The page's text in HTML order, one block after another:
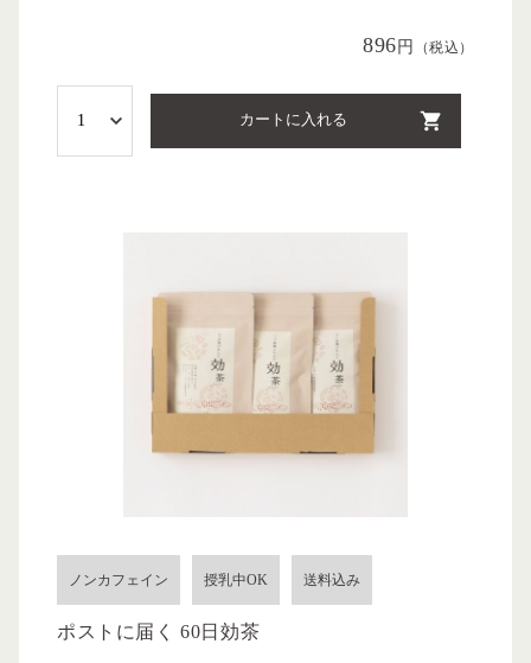
896 円 （税込）
カートに入れる
ノンカフェイン 授乳中OK 送料込み
ポストに届く 60日効茶